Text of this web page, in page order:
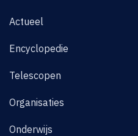
Actueel
Encyclopedie
Telescopen
Organisaties
Onderwijs